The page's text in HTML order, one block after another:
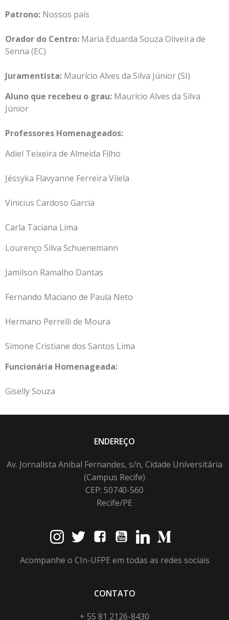
Patrono: Nossos pais
Orador do Centro: Maria Eduarda Souza Oliveira de
Senna (EC)
Juramentista: Maurício Alves da Silva Júnior (SI)
Aluno que recebeu o grau: Maurício Alves da Silva
Júnior
Professores Homenageados:
Adiel Teixeira de Almeida Filho
Jéssyka Flavyanne Ferreira Vilela
Vinicius Cardoso Garcia
Carla Taciana Lima
Lourenço Silva Schuenemann
Jamilson Ramalho Dantas
Fernando Maciano de Paula Neto
Hermano Perrelli de Moura
Simone Cristiane dos Santos Lima
Funcionária Homenageada:
Giselly Souza
ENDEREÇO
Av. Jornalista Anibal Fernandes, s/n, Cidade Universitária
(Campus Recife)
CEP: 50740-560
Recife/PE
Acompanhe o CIn-UFPE em todas as redes sociais
CONTATO
+ 55 81 2126-8430